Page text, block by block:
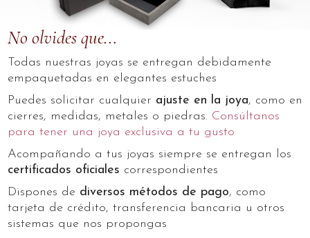
No olvides que...
Todas nuestras joyas se entregan debidamente
empaquetadas en elegantes estuches
Puedes solicitar cualquier ajuste en la joya, como en
cierres, medidas, metales o piedras. Consúltanos
para tener una joya exclusiva a tu gusto
Acompañando a tus joyas siempre se entregan los
certificados oficiales correspondientes
Dispones de diversos métodos de pago, como
tarjeta de crédito, transferencia bancaria u otros
sistemas que nos propongas